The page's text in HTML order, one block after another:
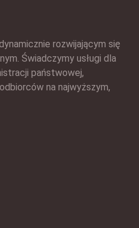
rozwijającym się
Świadczymy usługi dla
państwowej,
na najwyższym,